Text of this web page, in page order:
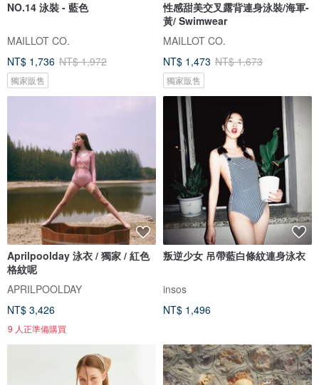
NO.14 泳裝 - 藍色
MAILLOT CO.
NT$ 1,736 NT$ 1,972
獨家販售
性感甜美交叉露背連身泳裝/海軍-
黃/ Swimwear
MAILLOT CO.
NT$ 1,473 NT$ 1,673
獨家販售
Aprilpoolday 泳衣 / 獨家 / 紅色
格紋呢
APRILPOOLDAY
NT$ 3,426
9 人正準備購買
叛逆少女 吊帶藍白條紋連身泳衣
insos
NT$ 1,496